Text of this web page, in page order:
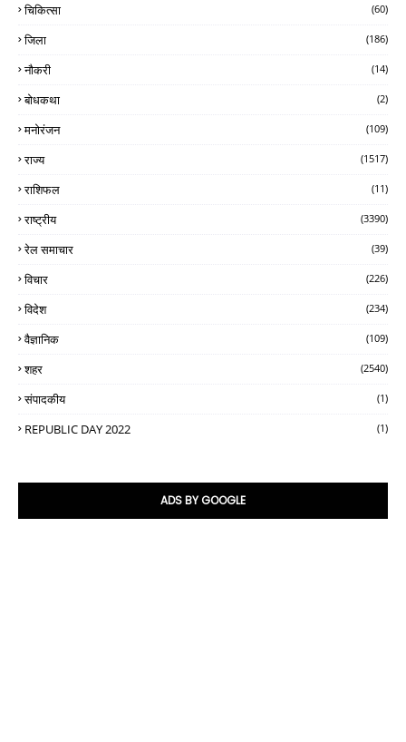
चिकित्सा (60)
जिला (186)
नौकरी (14)
बोधकथा (2)
मनोरंजन (109)
राज्य (1517)
राशिफल (11)
राष्ट्रीय (3390)
रेल समाचार (39)
विचार (226)
विदेश (234)
वैज्ञानिक (109)
शहर (2540)
संपादकीय (1)
REPUBLIC DAY 2022 (1)
ADS BY GOOGLE